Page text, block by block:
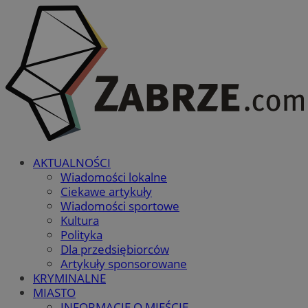
AKTUALNOŚCI
Wiadomości lokalne
Ciekawe artykuły
Wiadomości sportowe
Kultura
Polityka
Dla przedsiębiorców
Artykuły sponsorowane
KRYMINALNE
MIASTO